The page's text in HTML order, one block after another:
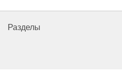
Разделы